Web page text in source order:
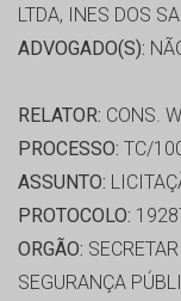
LTDA, INES DOS
ADVOGADO(S):
RELATOR: CONS.
PROCESSO: TC/
ASSUNTO:
PROTOCOLO:
ORGÃO:
SEGURANÇA